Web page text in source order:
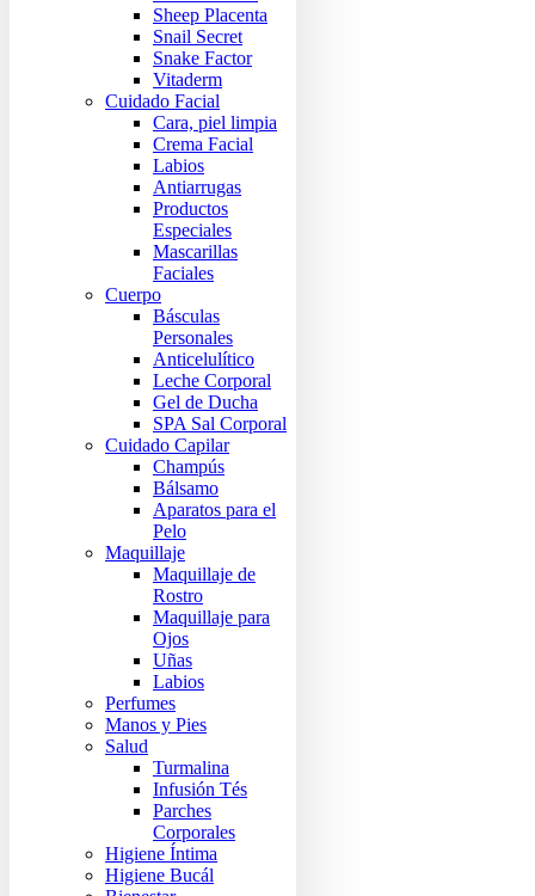
Sheep Placenta
Snail Secret
Snake Factor
Vitaderm
Cuidado Facial
Cara, piel limpia
Crema Facial
Labios
Antiarrugas
Productos
Especiales
Mascarillas
Faciales
Cuerpo
Básculas
Personales
Anticelulítico
Leche Corporal
Gel de Ducha
SPA Sal Corporal
Cuidado Capilar
Champús
Bálsamo
Aparatos para el
Pelo
Maquillaje
Maquillaje de
Rostro
Maquillaje para
Ojos
Uñas
Labios
Perfumes
Manos y Pies
Salud
Turmalina
Infusión Tés
Parches
Corporales
Higiene Íntima
Higiene Bucál